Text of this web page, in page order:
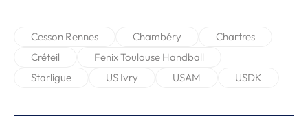
Cesson Rennes Chambéry
Chartres
Créteil
Fenix Toulouse Handball
Starligue
US Ivry USAM USDK